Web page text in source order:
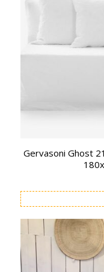
Gervasoni Ghost